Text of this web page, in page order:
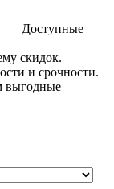
Доступные
скидок.
и срочности.
выгодные